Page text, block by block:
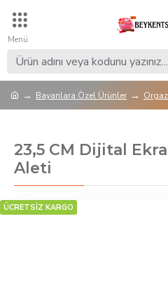
Bayanlara Özel Ürünler
23,5 CM Dijital
Aleti
ÜCRETSİZ KARGO